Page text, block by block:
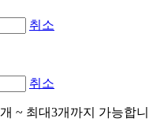
취소
취소
~ 최대3개까지 가능합니